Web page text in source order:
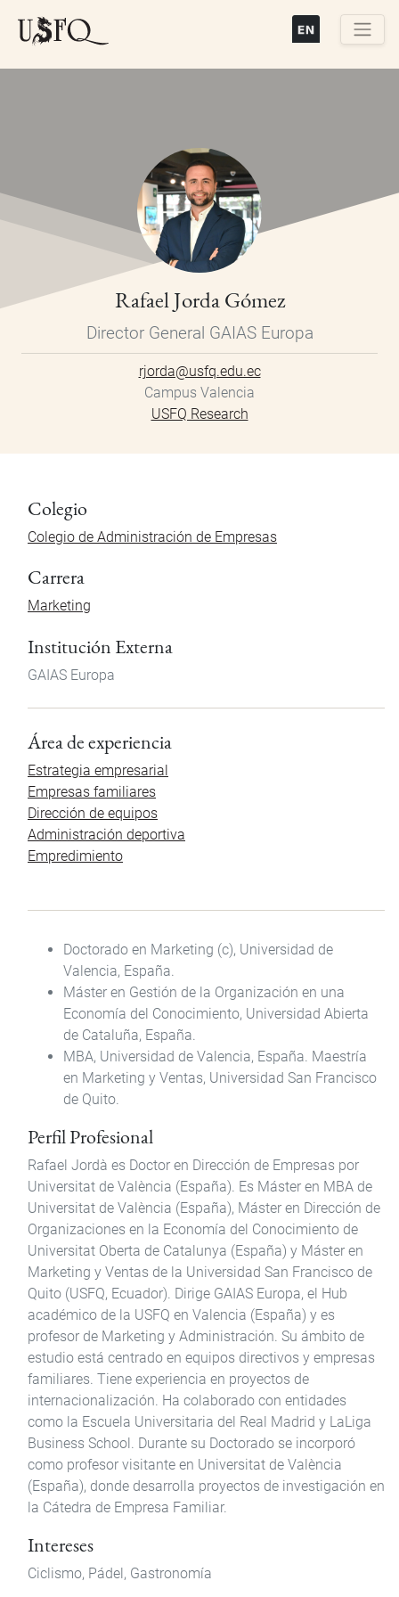
Rafael Jorda Gómez
Director General GAIAS Europa
rjorda@usfq.edu.ec
Campus Valencia
USFQ Research
Colegio
Colegio de Administración de Empresas
Carrera
Marketing
Institución Externa
GAIAS Europa
Área de experiencia
Estrategia empresarial
Empresas familiares
Dirección de equipos
Administración deportiva
Empredimiento
Doctorado en Marketing (c), Universidad de
Valencia, España.
Máster en Gestión de la Organización en una
Economía del Conocimiento, Universidad Abierta
de Cataluña, España.
MBA, Universidad de Valencia, España. Maestría
en Marketing y Ventas, Universidad San Francisco
de Quito.
Perfil Profesional
Rafael Jordà es Doctor en Dirección de Empresas por
Universitat de València (España). Es Máster en MBA de
Universitat de València (España), Máster en Dirección de
Organizaciones en la Economía del Conocimiento de
Universitat Oberta de Catalunya (España) y Máster en
Marketing y Ventas de la Universidad San Francisco de
Quito (USFQ, Ecuador). Dirige GAIAS Europa, el Hub
académico de la USFQ en Valencia (España) y es
profesor de Marketing y Administración. Su ámbito de
estudio está centrado en equipos directivos y empresas
familiares. Tiene experiencia en proyectos de
internacionalización. Ha colaborado con entidades
como la Escuela Universitaria del Real Madrid y LaLiga
Business School. Durante su Doctorado se incorporó
como profesor visitante en Universitat de València
(España), donde desarrolla proyectos de investigación en
la Cátedra de Empresa Familiar.
Intereses
Ciclismo, Pádel, Gastronomía